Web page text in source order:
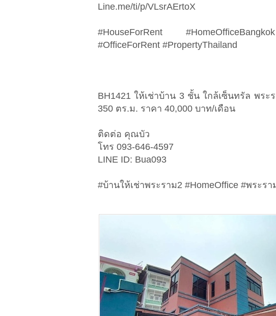
Line.me/ti/p/VLsrAErtoX
#HouseForRent
#OfficeForRent #PropertyThailand
BH1421 ให้เช่าบ้าน 3 ชั้น ใกล้เซ็นทรัล พร
350 ตร.ม. ราคา 40,000 บาท/เดือน
ติดต่อ คุณบัว
โทร 093-646-4597
LINE ID: Bua093
#บ้านให้เช่าพระราม2 #HomeOffice #พระรา